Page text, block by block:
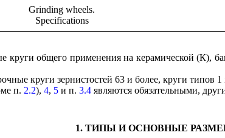
Grinding wheels.
Specifications
круги общего применения на керамической (К),
круги зернистостей 63 и более, круги типов
п. 2.2), 4, 5и п. 3.4являются обязательными,
1. ТИПЫ И ОСНОВНЫЕ